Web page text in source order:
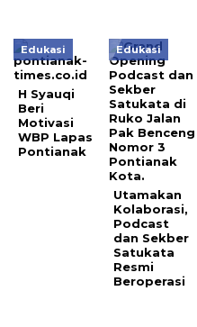
Edukasi
H Syauqi
Beri
Motivasi
WBP Lapas
Pontianak
Edukasi
Utamakan
Kolaborasi,
Podcast
dan Sekber
Satukata
Resmi
Beroperasi